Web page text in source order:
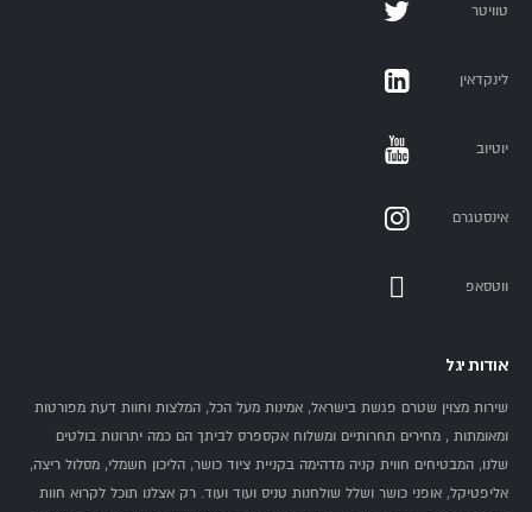
טוויטר
לינקדאין
יוטיוב
אינסטגרם
ווטסאפ
אודות יגל
שירות מצוין שטרם פגשת בישראל, אמינות מעל הכל, המלצות וחוות דעת מפורטות
ומאומתות , מחירים תחרותיים ומשלוח אקספרס לביתך הם כמה יתרונות בולטים
שלנו, המבטיחים חווית קניה מדהימה בקניית ציוד כושר, הליכון חשמלי, מסלול ריצה,
אליפטיקל, אופני כושר ושלל שולחנות טניס ועוד ועוד. רק אצלנו תוכל לקרוא חוות